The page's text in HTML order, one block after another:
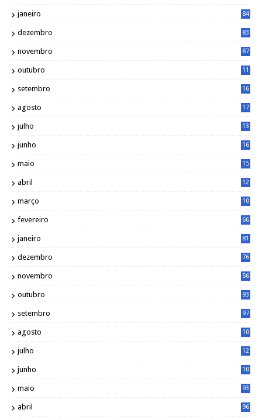
janeiro 84
dezembro 83
novembro 87
outubro
11
setembro
16
agosto
17
julho
13
junho
16
maio
15
abril
12
março
10
fevereiro 66
janeiro 81
dezembro 76
novembro 56
outubro 93
setembro 97
agosto
10
julho
12
junho
10
maio 93
abril 96